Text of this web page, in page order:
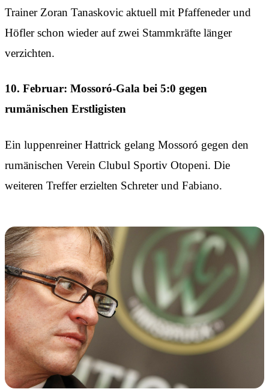
Trainer Zoran Tanaskovic aktuell mit Pfaffeneder und
Höfler schon wieder auf zwei Stammkräfte länger
verzichten.
10. Februar: Mossoró-Gala bei 5:0 gegen
rumänischen Erstligisten
Ein luppenreiner Hattrick gelang Mossoró gegen den
rumänischen Verein Clubul Sportiv Otopeni. Die
weiteren Treffer erzielten Schreter und Fabiano.